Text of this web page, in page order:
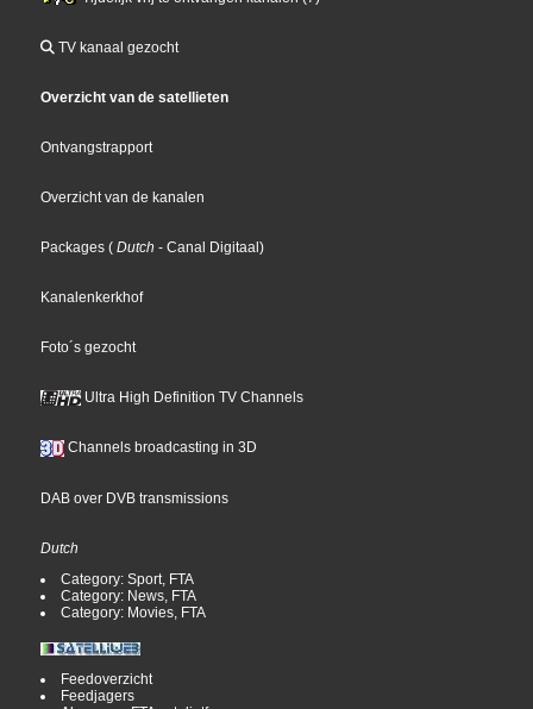
TV kanaal gezocht
Overzicht van de satellieten
Ontvangstrapport
Overzicht van de kanalen
Packages ( Dutch - Canal Digitaal)
Kanalenkerkhof
Foto´s gezocht
Ultra High Definition TV Channels
Channels broadcasting in 3D
DAB over DVB transmissions
Dutch
Category: Sport, FTA
Category: News, FTA
Category: Movies, FTA
Feedoverzicht
Feedjagers